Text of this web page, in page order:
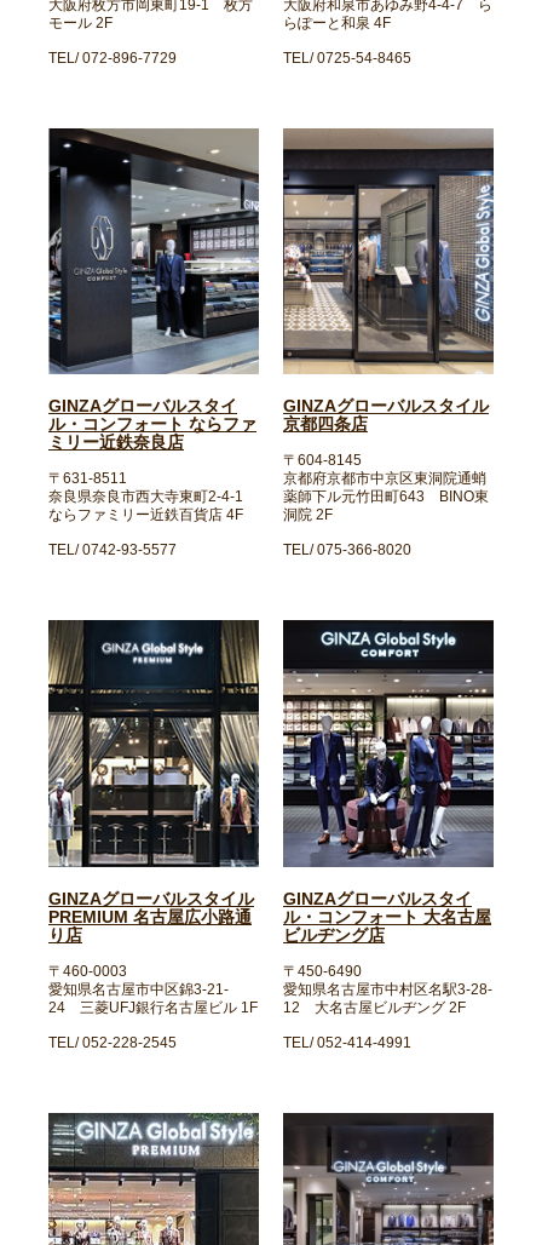
大阪府枚方市岡東町19-1 枚方
モール 2F
TEL/ 072-896-7729
大阪府和泉市あゆみ野4-4-7 ら
らぽーと和泉 4F
TEL/ 0725-54-8465
GINZAグローバルスタイ
ル・コンフォート ならファ
ミリー近鉄奈良店
〒631-8511
奈良県奈良市西大寺東町2-4-1
ならファミリー近鉄百貨店 4F
TEL/ 0742-93-5577
GINZAグローバルスタイル
京都四条店
〒604-8145
京都府京都市中京区東洞院通蛸
薬師下ル元竹田町643 BINO東
洞院 2F
TEL/ 075-366-8020
GINZAグローバルスタイル
PREMIUM 名古屋広小路通
り店
〒460-0003
愛知県名古屋市中区錦3-21-
24 三菱UFJ銀行名古屋ビル 1F
TEL/ 052-228-2545
GINZAグローバルスタイ
ル・コンフォート 大名古屋
ビルヂング店
〒450-6490
愛知県名古屋市中村区名駅3-28-
12 大名古屋ビルヂング 2F
TEL/ 052-414-4991